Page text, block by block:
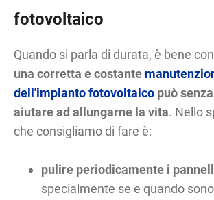
fotovoltaico
Quando si parla di durata, è bene
una corretta e costante
dell'impianto fotovoltaico può
aiutare ad allungarne la vita. Nello
che consigliamo di fare è:
pulire periodicamente i
specialmente se e quando